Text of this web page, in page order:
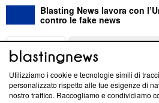
Blasting News lavora con
contro le fake news
ABOUT
Questa sezione offre informazioni
News, sui nostri processi editoriali e
Utilizziamo i cookie e tecnologie simili di
personalizzato rispetto alle tue esigenze di
nostro traffico. Raccogliamo e condividiamo